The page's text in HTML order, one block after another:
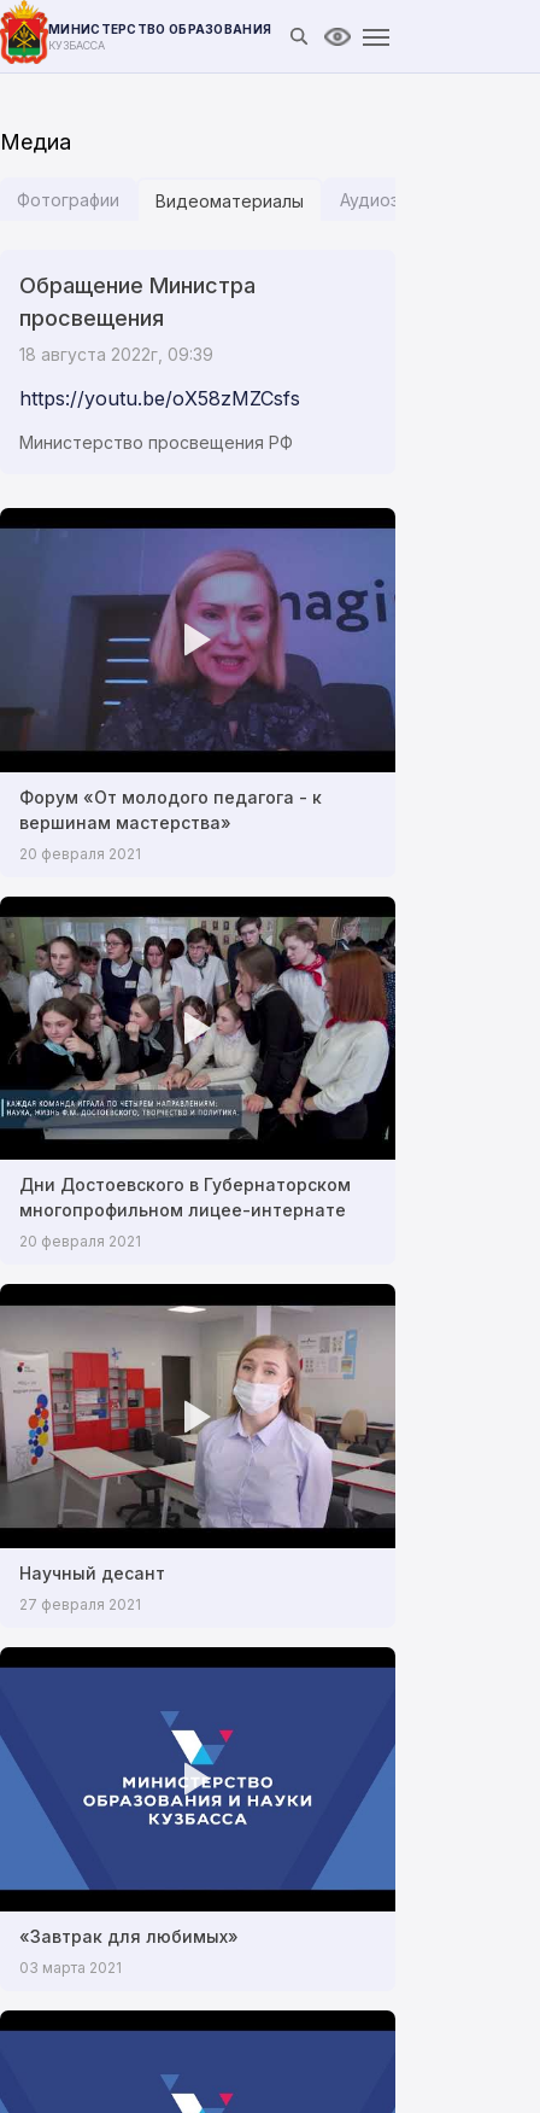
МИНИСТЕРСТВО ОБРАЗОВАНИЯ
КУЗБАССА Открыть поиск
Версия для
Медиа
Фотографии Видеоматериалы Аудиозаписи
Обращение Министра
просвещения
18 августа 2022г, 09:39
https://youtu.be/oX58zMZCsfs
Министерство просвещения РФ
Форум «От молодого педагога - к
вершинам мастерства»
20 февраля 2021
Дни Достоевского в Губернаторском
многопрофильном лицее-интернате
20 февраля 2021
Научный десант
27 февраля 2021
«Завтрак для любимых»
03 марта 2021